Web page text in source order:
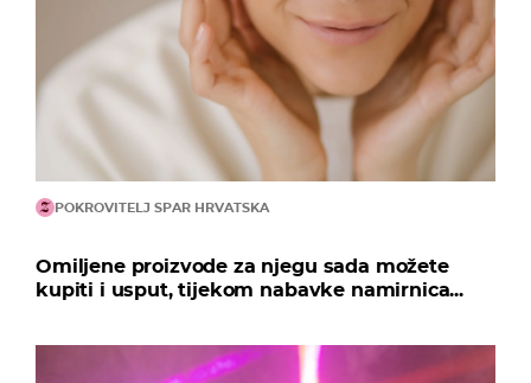
POKROVITELJ SPAR HRVATSKA
Omiljene proizvode za njegu sada možete
kupiti i usput, tijekom nabavke namirnica...